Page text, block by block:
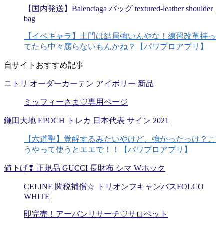
【国内発送】Balenciaga バッグ textured-leather shoulder
bag
【イベキャラ】土門は結局強いんやな！練習改革持っ
てたら中々腐らないもんかね？【パワプロアプリ】
自サイトおすすめ記事
ニトリ オーダーカーテン アイボリー 新品
ミッフィーさま♡専用ページ
鎌田大地 EPOCH トレカ 日本代表 サイン 2021
【六道聖】覚醒するみたいやけど、強かったっけ？こ
うやって使うとエエで！！【パワプロアプリ】
値下げ❢ 正規品 GUCCI 長財布 シマ Wホック
CELINE 関税補償☆ トリオンフキャンバスFOLCO
WHITE
即完売！アーバンリサーチ♡サロペット